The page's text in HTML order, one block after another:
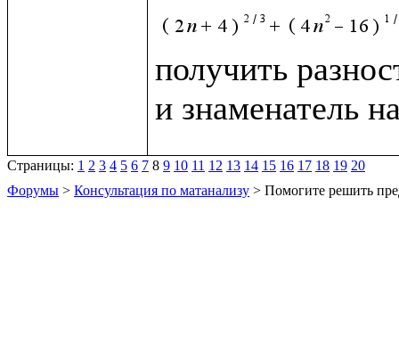
получить
и знаменатель
Страницы: 1 2 3 4 5 6 7 8 9 10 11 12 13 14 15 16 17 18 19 20
Форумы > Консультация по матанализу > Помогите решить